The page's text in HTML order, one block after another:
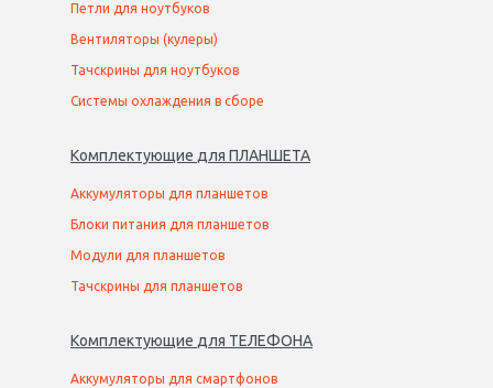
Петли для ноутбуков
Вентиляторы (кулеры)
Тачскрины для ноутбуков
Системы охлаждения в сборе
Комплектующие для ПЛАНШЕТА
Аккумуляторы для планшетов
Блоки питания для планшетов
Модули для планшетов
Тачскрины для планшетов
Комплектующие для ТЕЛЕФОНА
Аккумуляторы для смартфонов